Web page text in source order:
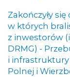
Zakończyły
w których
z inwestorów
DRMG) -
i
Polnej i